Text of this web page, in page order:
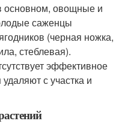
основном, овощные и
саженцы
(черная ножка,
стеблевая).
эффективное
с участка и